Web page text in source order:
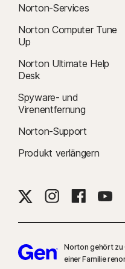
Norton-Services
Norton Computer Tune
Up
Norton Ultimate Help
Desk
Spyware- und
Virenentfernung
Norton-Support
Produkt verlängern
Norton gehört zu
einer Familie